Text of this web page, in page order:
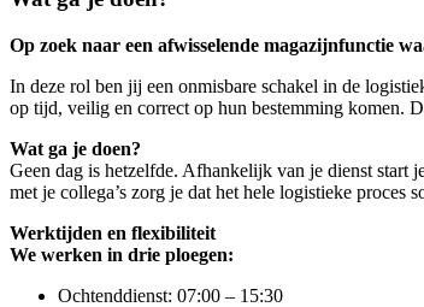
Op zoek naar een afwisselende magazijnfunctie
In deze rol ben jij een onmisbare schakel in de
op tijd, veilig en correct op hun bestemming komen.
Wat ga je doen?
Geen dag is hetzelfde. Afhankelijk van je dienst start
met je collega’s zorg je dat het hele logistieke
Werktijden en flexibiliteit
We werken in drie ploegen:
Ochtenddienst: 07:00 – 15:30